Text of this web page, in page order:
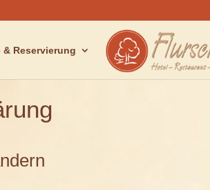
& Reservierung